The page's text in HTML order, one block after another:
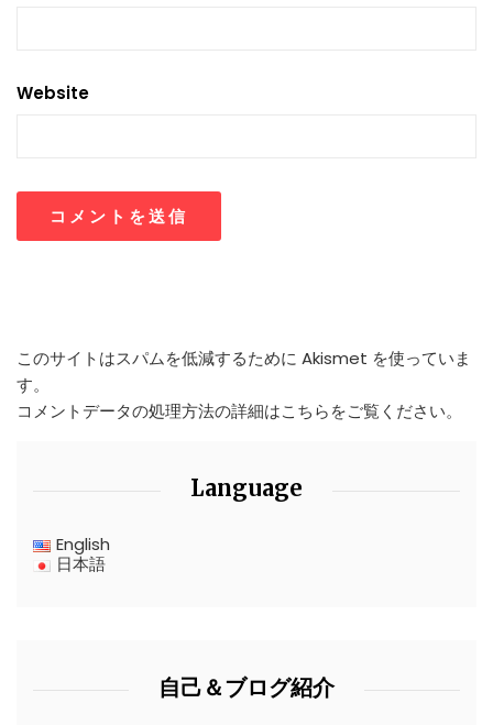
Website
このサイトはスパムを低減するために Akismet を使っていま
す。
コメントデータの処理方法の詳細はこちらをご覧ください。
Language
English
日本語
自己＆ブログ紹介